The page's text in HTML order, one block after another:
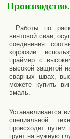
Работы по
винтовой сваи,
соединения
коррозии
праймер с
высокой защитой
сварных швах,
можете купить
эмаль.
Устанавливается
специальной
происходит
грунт на нужную